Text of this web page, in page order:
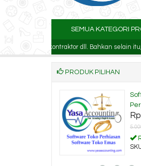
SEMUA KATEGORI
kontraktor dll. Bahkan selain itu, Anda
PRODUK PILIHAN